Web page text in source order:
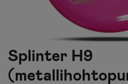
Splinter H9